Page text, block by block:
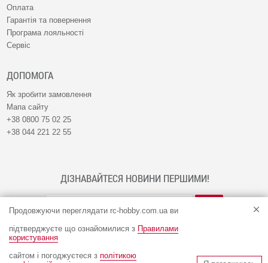
Продовжуючи переглядати rc-hobby.com.ua ви
підтверджуєте що ознайомилися з Правилами
користування
сайтом і погоджуєтеся з політикою
Оплата
Гарантія та повернення
Програма лояльності
Сервіс
ДОПОМОГА
Як зробити замовлення
Мапа сайту
+38 0800 75 02 25
+38 044 221 22 55
ДІЗНАВАЙТЕСЯ НОВИНИ ПЕРШИМИ!
© Інтернет-магазин RC-HOBBY 2009 - 2026